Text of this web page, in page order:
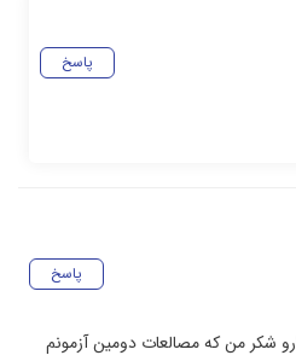
پاسخ
پاسخ
شکر من که مصالعات دومین آزمونم